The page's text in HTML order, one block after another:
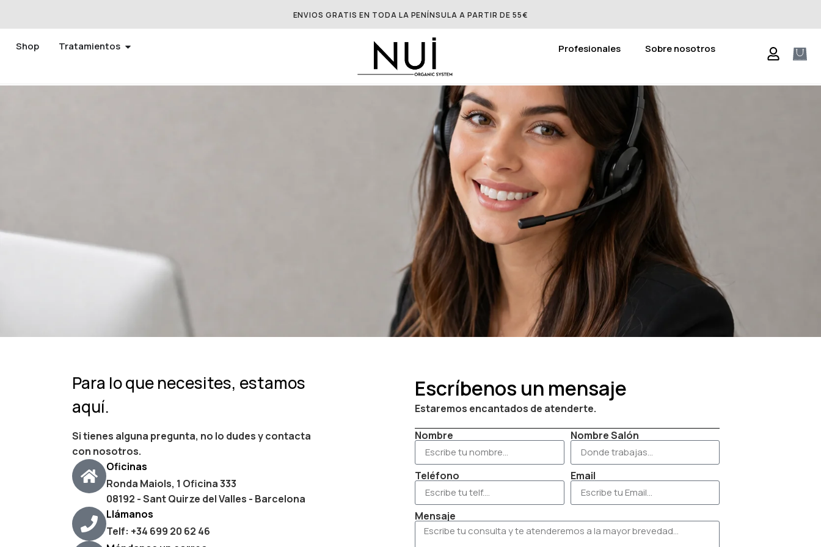
ENVIOS GRATIS EN TODA LA PENÍNSULA A PARTIR DE 55€
Shop Tratamientos Profesionales Sobre nosotros
Para lo que necesites, estamos
aquí.
Si tienes alguna pregunta, no lo dudes y contacta
con nosotros.
Oficinas
Ronda Maiols, 1 Oficina 333
08192 - Sant Quirze del Valles - Barcelona
Llámanos
Telf: +34 699 20 62 46
Escríbenos un mensaje
Estaremos encantados de atenderte.
Nombre
Nombre Salón
Teléfono Email
Mensaje